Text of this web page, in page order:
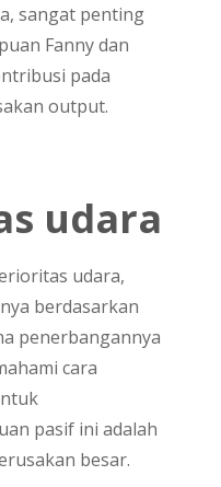
sangat penting
Fanny dan
pada
output.
udara
udara,
berdasarkan
penerbangannya
cara
pasif ini adalah
besar.